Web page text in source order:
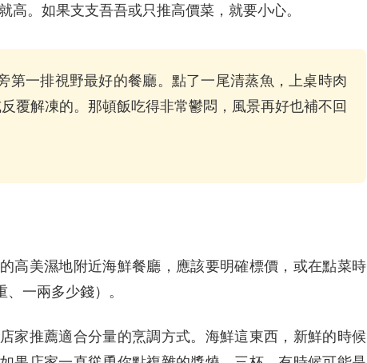
。如果支支吾吾或只推高價菜，就要小心。
第一排視野最好的餐廳。點了一尾清蒸魚，上桌時肉
覆解凍的。那頓飯吃得非常鬱悶，風景再好也補不回
高美濕地附近海鮮餐廳，應該要明確標價，或在點菜時
一兩多少錢）。
家推薦適合分量的烹調方式。海鮮這東西，新鮮的時候